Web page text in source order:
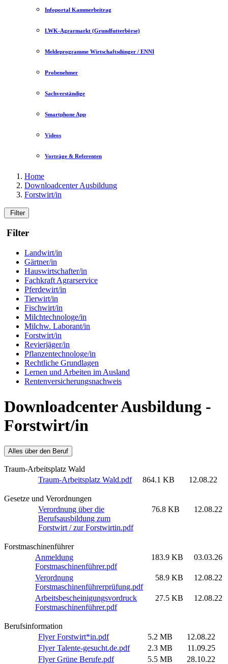
Infoportal Kammerbeitrag
LWK-Agrarmarkt (Grundfutterbörse)
Meldeprogramme Wirtschaftsdünger / ENNI
Probenehmer
Sachverständige
Smartphone App
Videos
Vorträge & Referenten
Home
Downloadcenter Ausbildung
Forstwirt/in
Filter
Filter
Landwirt/in
Gärtner/in
Hauswirtschafter/in
Fachkraft Agrarservice
Pferdewirt/in
Tierwirt/in
Fischwirt/in
Milchtechnologe/in
Milchw. Laborant/in
Forstwirt/in
Revierjäger/in
Pflanzentechnologe/in
Rechtliche Grundlagen
Lernen und Arbeiten im Ausland
Rentenversicherungsnachweis
Downloadcenter Ausbildung -
Forstwirt/in
Alles über den Beruf
Traum-Arbeitsplatz Wald
Traum-Arbeitsplatz Wald.pdf
864.1 KB 12.08.22
Gesetze und Verordnungen
Verordnung über die
Berufsausbildung zum
Forstwirt / zur Forstwirtin.pdf
76.8 KB 12.08.22
Forstmaschinenführer
Anmeldung
Forstmaschinenführer.pdf
183.9 KB 03.03.26
Verordnung
Forstmaschinenführerprüfung.pdf
58.9 KB 12.08.22
Arbeitsbescheinigungsvordruck
Forstmaschinenführer.pdf
27.5 KB 12.08.22
Berufsinformation
Flyer Forstwirt*in.pdf
5.2 MB
12.08.22
Flyer Talente-gesucht.de.pdf
2.3 MB
11.09.25
Flyer Grüne Berufe.pdf
5.5 MB 28.10.22